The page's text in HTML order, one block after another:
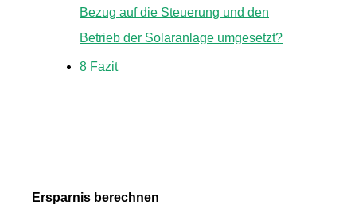
Bezug auf die Steuerung und den
Betrieb der Solaranlage umgesetzt?
8 Fazit
Ersparnis berechnen